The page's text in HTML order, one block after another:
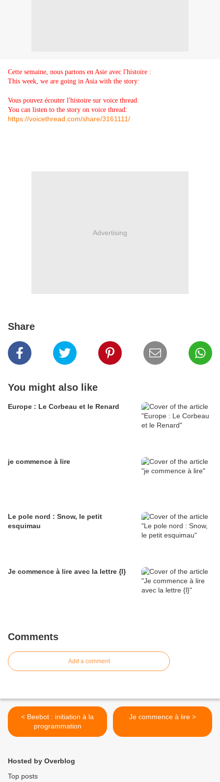
Cette semaine, nous partons en Asie avec l'histoire :
This week, we are going in Asia with the story:
Vous pouvez écouter l'histoire sur voice thread:
You can listen to the story on voice thread:
https://voicethread.com/share/3161111/
Advertising
Share
You might also like
Europe : Le Corbeau et le Renard
je commence à lire
Le pole nord : Snow, le petit
esquimau
Je commence à lire avec la lettre {l}
Comments
Add a comment
< Beebot : initiation à la
programmation
Je commence à lire >
Hosted by Overblog
Top posts